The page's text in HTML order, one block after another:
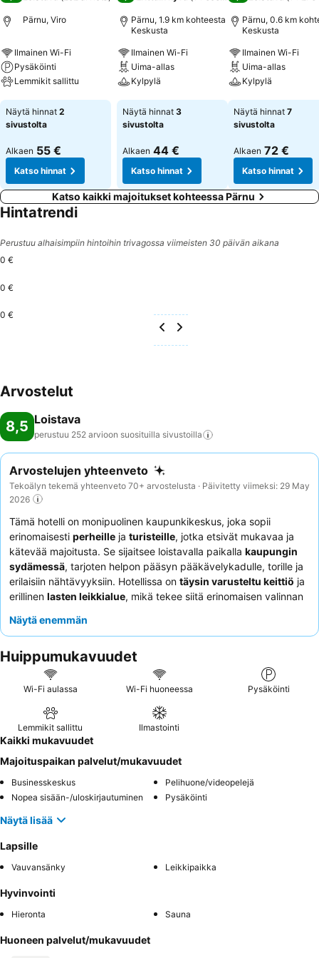
Pärnu, Viro
Ilmainen Wi-Fi
Pysäköinti
Lemmikit sallittu
Katso hinnat
Näytä hinnat 2
sivustolta
Alkaen 55 €
Katso hinnat
Pärnu, 1.9 km kohteesta
Keskusta
Ilmainen Wi-Fi
Uima-allas
Kylpylä
Katso hinnat
Näytä hinnat 3
sivustolta
Alkaen 44 €
Katso hinnat
Pärnu, 0.6 km
Keskusta
Ilmainen Wi-Fi
Uima-allas
Kylpylä
Katso hinnat
Näytä hinnat 7
sivustolta
Alkaen 72 €
Katso hinnat
Katso kaikki majoitukset kohteessa Pärnu
Hintatrendi
Perustuu alhaisimpiin hintoihin trivagossa viimeisten 30 päivän aikana
0 €
0 €
0 €
Arvostelut
8,5 Loistava
perustuu 252 arvioon suosituilla sivustoilla
Arvostelujen yhteenveto
Tekoälyn tekemä yhteenveto 70+ arvostelusta · Päivitetty viimeksi: 29 May
2026
Tämä hotelli on monipuolinen kaupunkikeskus, joka sopii
erinomaisesti perheille ja turisteille, jotka etsivät mukavaa ja
kätevää majoitusta. Se sijaitsee loistavalla paikalla kaupungin
sydämessä, tarjoten helpon pääsyn pääkävelykadulle, torille ja
erilaisiin nähtävyyksiin. Hotellissa on täysin varusteltu keittiö ja
erillinen lasten leikkialue, mikä tekee siitä erinomaisen valinnan
Asiakkaat kehuvat jatkuvasti henkilökunnan
paikallisilla tuotteilla. Tilavampaa kokemusta varten harkitse
studiohuoneiston
varaamista lisämukavuuden ja joustavuuden
vuoksi.
Näytä enemmän
Huippumukavuudet
Wi-Fi aulassa Wi-Fi huoneessa Pysäköinti
Lemmikit sallittu Ilmastointi
Kaikki mukavuudet
Majoituspaikan palvelut/mukavuudet
Businesskeskus
Pelihuone/videopelejä
Nopea sisään-/uloskirjautuminen
Pysäköinti
Näytä lisää
Lapsille
Vauvansänky Leikkipaikka
Hyvinvointi
Hieronta Sauna
Huoneen palvelut/mukavuudet